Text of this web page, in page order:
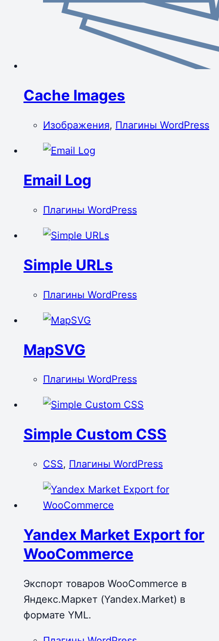
Cache Images
Изображения, Плагины WordPress
Email Log
Плагины WordPress
Simple URLs
Плагины WordPress
MapSVG
Плагины WordPress
Simple Custom CSS
CSS, Плагины WordPress
Yandex Market Export for
WooCommerce
Экспорт товаров WooCommerce в
Яндекс.Маркет (Yandex.Market) в
формате YML.